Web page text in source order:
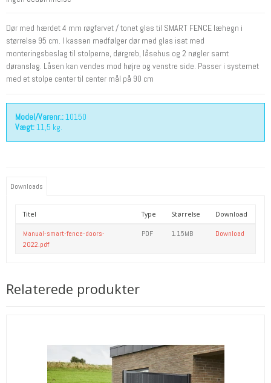
Dør med hærdet 4 mm røgfarvet / tonet glas til SMART FENCE læhegn i
størrelse 95 cm. I kassen medfølger dør med glas isat med
monteringsbeslag til stolperne, dørgreb, låsehus og 2 nøgler samt
døranslag. Låsen kan vendes mod højre og venstre side. Passer i systemet
med et stolpe center til center mål på 90 cm
Model/Varenr.:10150
Vægt:11,5 kg.
Downloads
Titel Type Størrelse Download
Manual-smart-fence-doors-
2022.pdf
PDF 1.15MB Download
Relaterede produkter